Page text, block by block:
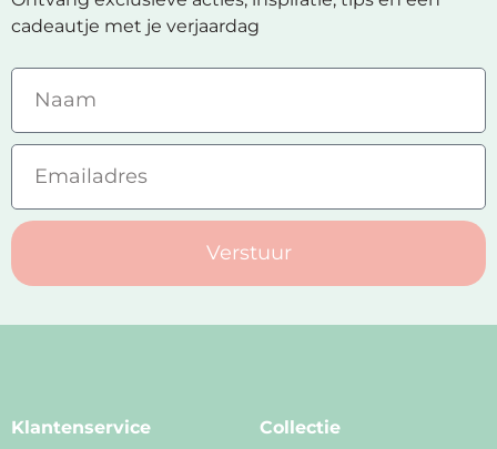
cadeautje met je verjaardag
Verstuur
Klantenservice
Collectie